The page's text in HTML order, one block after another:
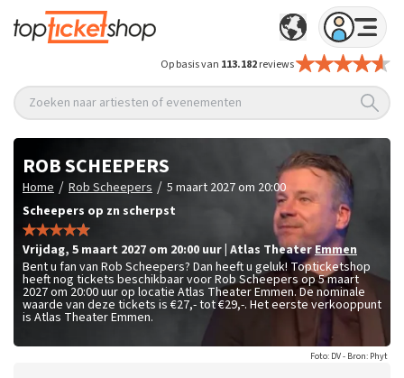
Op basis van 113.182reviews
Zoeken naar artiesten of evenementen
ROB SCHEEPERS
Home / Rob Scheepers / 5 maart 2027 om 20:00
Scheepers op zn scherpst
vrijdag, 5 maart 2027 om 20:00 uur Atlas TheaterEmmen
Bent u fan van Rob Scheepers? Dan heeft u geluk! Topticketshop
heeft nog tickets beschikbaar voor Rob Scheepers op 5 maart
2027 om 20:00 uur op locatie Atlas Theater Emmen. De nominale
waarde van deze tickets is €27,- tot €29,-. Het eerste verkooppunt
is Atlas Theater Emmen.
Foto: DV - Bron: Phyt